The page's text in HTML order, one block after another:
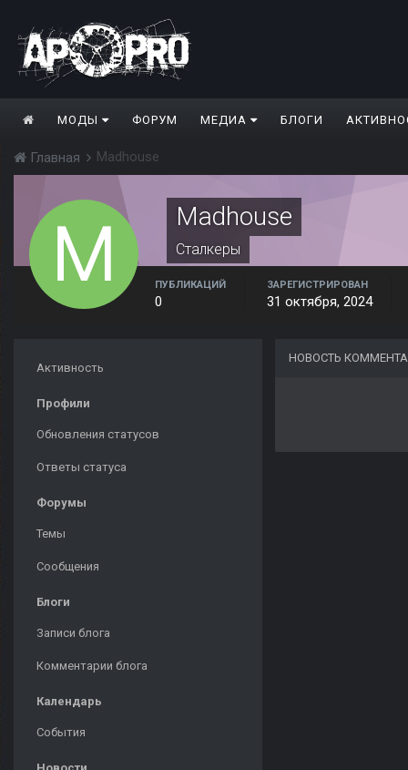
МОДЫ ФОРУМ МЕДИА БЛОГИ
Главная Madhouse
Madhouse
Сталкеры
ПУБЛИКАЦИЙ
0
ЗАРЕГИСТРИРОВАН
31 октября, 2024
Активность
Профили
Обновления статусов
Ответы статуса
Форумы
Темы
Сообщения
Блоги
Записи блога
Комментарии блога
Календарь
События
НОВОСТЬ